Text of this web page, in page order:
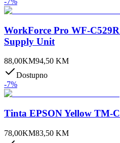
WorkForce Pro WF-
Supply Unit
88,00KM94,50 KM
Dostupno
-7%
Tinta EPSON Yellow TM-
78,00KM83,50 KM